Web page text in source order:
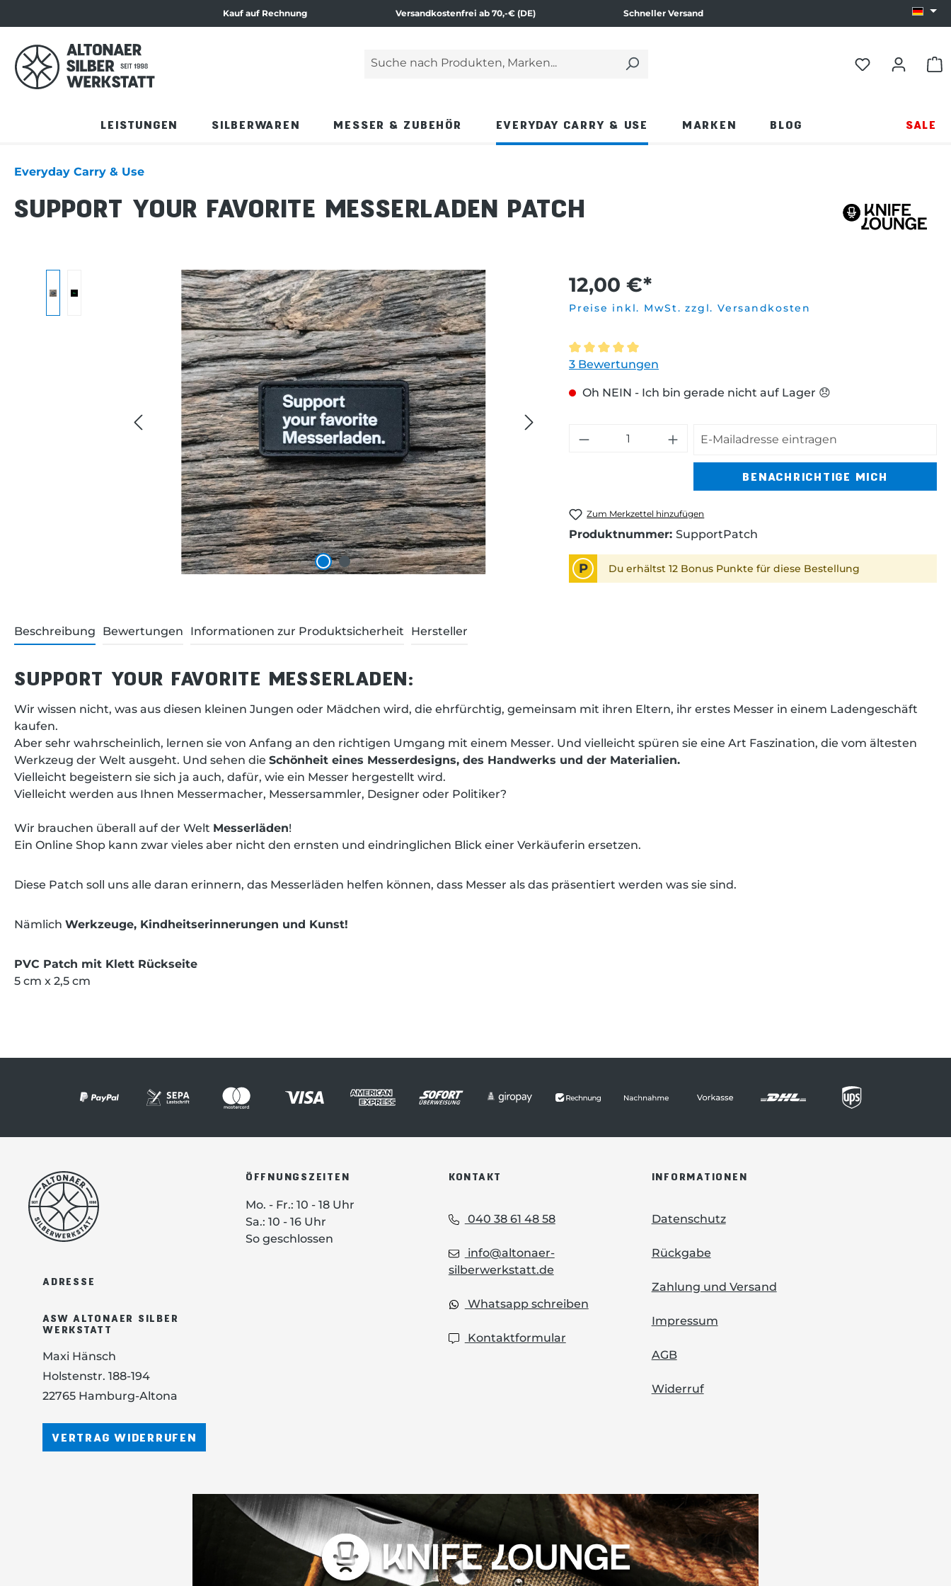
Zum Produktinhalt springen
Kauf auf Rechnung Versandkostenfrei ab 70,-€ (DE) Schneller Versand
Suche nach Produkten, Marken...
Geben Sie einen Suchbegriff ein und drücken Sie die Eingabetaste oder klicken Sie auf die Lupe.
LEISTUNGEN SILBERWAREN MESSER & ZUBEHÖR EVERYDAY CARRY & USE MARKEN BLOG SALE
Everyday Carry & Use
SUPPORT YOUR FAVORITE MESSERLADEN PATCH
12,00 €*
Preise inkl. MwSt. zzgl. Versandkosten
Durchschnittliche Bewertung von 5 von 5 Sternen
3 Bewertungen
Oh NEIN - Ich bin gerade nicht auf Lager 😞
BENACHRICHTIGE MICH
Zum Merkzettel hinzufügen
Produktnummer: SupportPatch
P Du erhältst 12 Bonus Punkte für diese Bestellung
Beschreibung Bewertungen Informationen zur Produktsicherheit Hersteller
SUPPORT YOUR FAVORITE MESSERLADEN:
Wir wissen nicht, was aus diesen kleinen Jungen oder Mädchen wird, die ehrfürchtig, gemeinsam mit ihren Eltern, ihr erstes Messer in einem Ladengeschäft
kaufen.
Aber sehr wahrscheinlich, lernen sie von Anfang an den richtigen Umgang mit einem Messer. Und vielleicht spüren sie eine Art Faszination, die vom ältesten
Werkzeug der Welt ausgeht. Und sehen die Schönheit eines Messerdesigns, des Handwerks und der Materialien.
Vielleicht begeistern sie sich ja auch, dafür, wie ein Messer hergestellt wird.
Vielleicht werden aus Ihnen Messermacher, Messersammler, Designer oder Politiker?
Wir brauchen überall auf der Welt Messerläden!
Ein Online Shop kann zwar vieles aber nicht den ernsten und eindringlichen Blick einer Verkäuferin ersetzen.
Diese Patch soll uns alle daran erinnern, das Messerläden helfen können, dass Messer als das präsentiert werden was sie sind.
Nämlich Werkzeuge, Kindheitserinnerungen und Kunst!
PVC Patch mit Klett Rückseite
5 cm x 2,5 cm
ADRESSE
ASW ALTONAER SILBER
WERKSTATT
Maxi Hänsch
Holstenstr. 188-194
22765 Hamburg-Altona
VERTRAG WIDERRUFEN
ÖFFNUNGSZEITEN
Mo. - Fr.: 10 - 18 Uhr
Sa.: 10 - 16 Uhr
So geschlossen
KONTAKT
040 38 61 48 58
info@altonaer-
silberwerkstatt.de
Whatsapp schreiben
Kontaktformular
INFORMATIONEN
Datenschutz
Rückgabe
Zahlung und Versand
Impressum
AGB
Widerruf